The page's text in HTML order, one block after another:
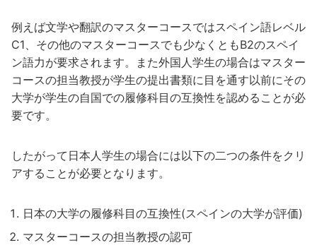
例えば文学や翻訳のマスターコースではスペイン語レベル
C1、その他のマスターコースでも少なくともB2のスペイ
ン語力が要求されます。また外国人学生の場合はマスター
コースの担当教授が学生の提出書類に目を通す以前にその
大学が学生の自国での履修科目の互換性を認めることが必
要です。
したがって日本人学生の場合には以下の二つの条件をクリ
アすることが必要となります。
日本の大学の履修科目の互換性(スペインの大学が評価)
マスターコースの担当教授の認可